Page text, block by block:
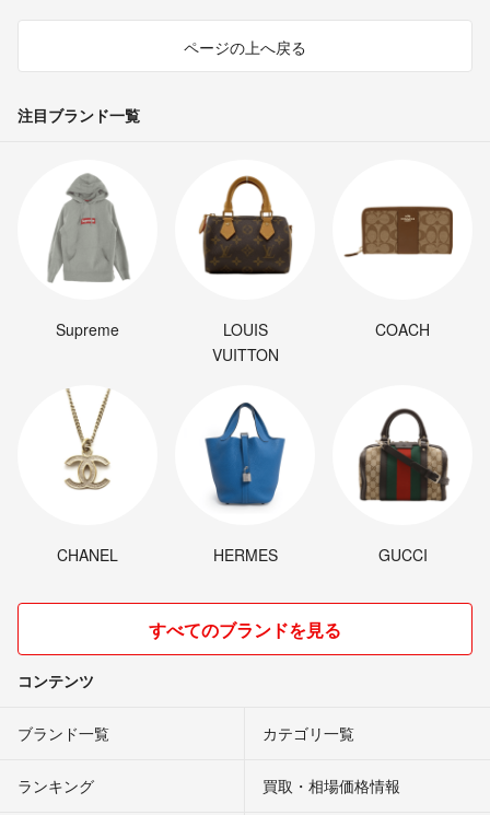
ページの上へ戻る
注目ブランド一覧
Supreme
LOUIS
VUITTON
COACH
CHANEL HERMES GUCCI
すべてのブランドを見る
コンテンツ
ブランド一覧 カテゴリ一覧
ランキング 買取・相場価格情報